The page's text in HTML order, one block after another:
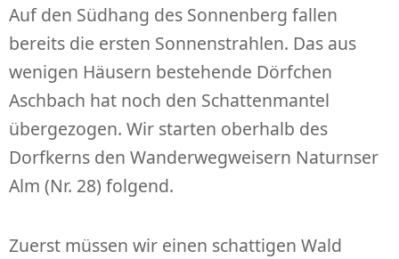
Auf den Südhang des Sonnenberg fallen
bereits die ersten Sonnenstrahlen. Das aus
wenigen Häusern bestehende Dörfchen
Aschbach hat noch den Schattenmantel
übergezogen. Wir starten oberhalb des
Dorfkerns den Wanderwegweisern Naturnser
Alm (Nr. 28) folgend.
Zuerst müssen wir einen schattigen Wald